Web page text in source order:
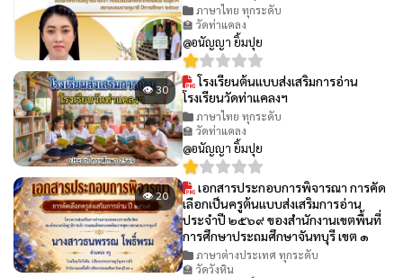
ภาษาไทย ทุกระดับ
🏫 วัดท่าแคลง
@อนัญญา ยิ้มปุย
👁 30
โรงเรียนต้นแบบส่งเสริมการอ่าน
โรงเรียนวัดท่าแคลงฯ
ภาษาไทย ทุกระดับ
🏫 วัดท่าแคลง
@อนัญญา ยิ้มปุย
👁 20
เอกสารประกอบการพิจารณา การคัด
เลือกเป็นครูต้นแบบส่งเสริมการอ่าน
ประจำปี ๒๕๖๙ ของสำนักงานเขตพื้นที่
การศึกษาประถมศึกษาจันทบุรี เขต ๑
ภาษาต่างประเทศ ทุกระดับ
🏫 วัดวังหิน